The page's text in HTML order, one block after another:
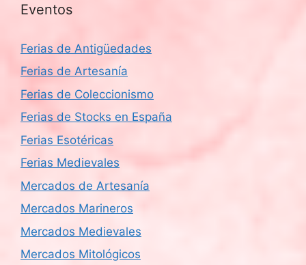
Eventos
Ferias de Antigüedades
Ferias de Artesanía
Ferias de Coleccionismo
Ferias de Stocks en España
Ferias Esotéricas
Ferias Medievales
Mercados de Artesanía
Mercados Marineros
Mercados Medievales
Mercados Mitológicos